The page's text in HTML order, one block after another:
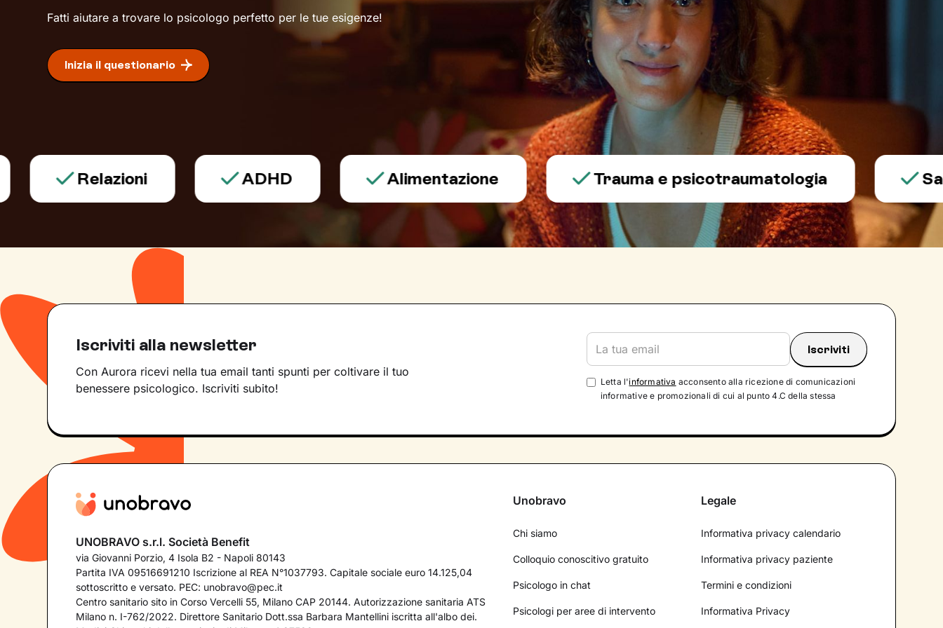
Fatti aiutare a trovare lo psicologo perfetto per le tue esigenze!
Inizia il questionario
Relazioni ADHD Alimentazione Trauma e psicotraumatologia Salute
Iscriviti alla newsletter
Con Aurora ricevi nella tua email tanti spunti per coltivare il tuo
benessere psicologico. Iscriviti subito!
Letta l'informativa acconsento alla ricezione di comunicazioni
informative e promozionali di cui al punto 4.C della stessa
UNOBRAVO s.r.l. Società Benefit
via Giovanni Porzio, 4 Isola B2 - Napoli 80143
Partita IVA 09516691210 Iscrizione al REA N°1037793. Capitale sociale euro 14.125,04
sottoscritto e versato. PEC: unobravo@pec.it
Centro sanitario sito in Corso Vercelli 55, Milano CAP 20144. Autorizzazione sanitaria ATS
Milano n. I-762/2022. Direttore Sanitario Dott.ssa Barbara Mantellini iscritta all'albo dei.
Unobravo
Chi siamo
Colloquio conoscitivo gratuito
Psicologo in chat
Psicologi per aree di intervento
Legale
Informativa privacy calendario
Informativa privacy paziente
Termini e condizioni
Informativa Privacy